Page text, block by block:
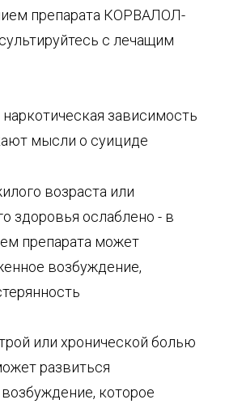
препарата КОРВАЛОЛ-
с лечащим
зависимость
мысли о суициде
возраста или
здоровья ослаблено - в
препарата может
возбуждение,
или хронической болью
развиться
которое